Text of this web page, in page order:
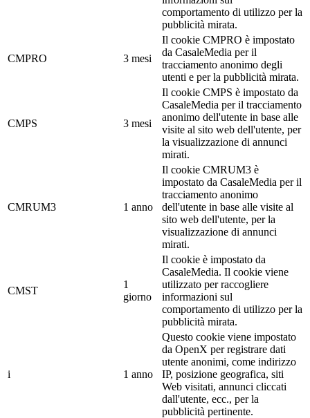
comportamento di utilizzo per la
pubblicità mirata.
CMPRO 3 mesi
Il cookie CMPRO è impostato
da CasaleMedia per il
tracciamento anonimo degli
utenti e per la pubblicità mirata.
CMPS 3 mesi
Il cookie CMPS è impostato da
CasaleMedia per il tracciamento
anonimo dell'utente in base alle
visite al sito web dell'utente, per
la visualizzazione di annunci
mirati.
CMRUM3 1 anno
Il cookie CMRUM3 è
impostato da CasaleMedia per il
tracciamento anonimo
dell'utente in base alle visite al
sito web dell'utente, per la
visualizzazione di annunci
mirati.
CMST
1
giorno
Il cookie è impostato da
CasaleMedia. Il cookie viene
utilizzato per raccogliere
informazioni sul
comportamento di utilizzo per la
pubblicità mirata.
i 1 anno
Questo cookie viene impostato
da OpenX per registrare dati
utente anonimi, come indirizzo
IP, posizione geografica, siti
Web visitati, annunci cliccati
dall'utente, ecc., per la
pubblicità pertinente.